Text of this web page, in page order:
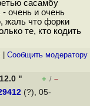
сасамбу
- очень и очень
жаль что форки
те, кто кодить
Cообщить модератору
" + / –
(?), 05-